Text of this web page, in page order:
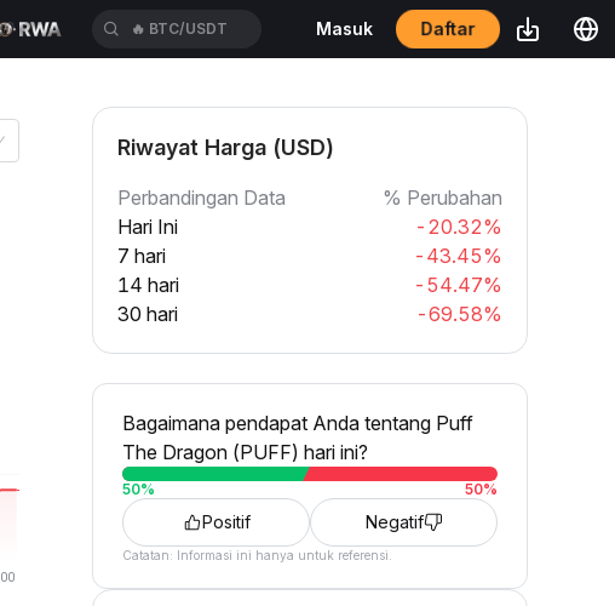
🔥 BTC/USDT Masuk Daftar
Riwayat Harga (USD)
Perbandingan Data
% Perubahan
Hari Ini
-20.32%
7 hari
-43.45%
14 hari
-54.47%
30 hari
-69.58%
Bagaimana pendapat Anda tentang Puff
The Dragon (PUFF) hari ini?
50% 50%
Positif Negatif
Catatan: Informasi ini hanya untuk referensi.